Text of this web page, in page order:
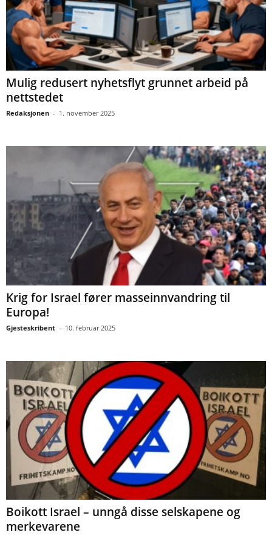
Mulig redusert nyhetsflyt grunnet arbeid på
nettstedet
Redaksjonen - 1. november 2025
Krig for Israel fører masseinnvandring til
Europa!
Gjesteskribent - 10. februar 2025
Boikott Israel – unngå disse selskapene og
merkevarene